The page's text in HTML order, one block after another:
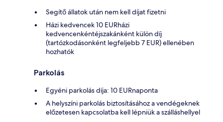
Segítő állatok után nem kell díjat fizetni
Házi kedvencek 10 EURházi
kedvencenkéntéjszakánként külön díj
(tartózkodásonként legfeljebb 7 EUR) ellenében
hozhatók
Parkolás
Egyéni parkolás díja: 10 EURnaponta
A helyszíni parkolás biztosításához a vendégeknek
előzetesen kapcsolatba kell lépniük a szálláshellyel